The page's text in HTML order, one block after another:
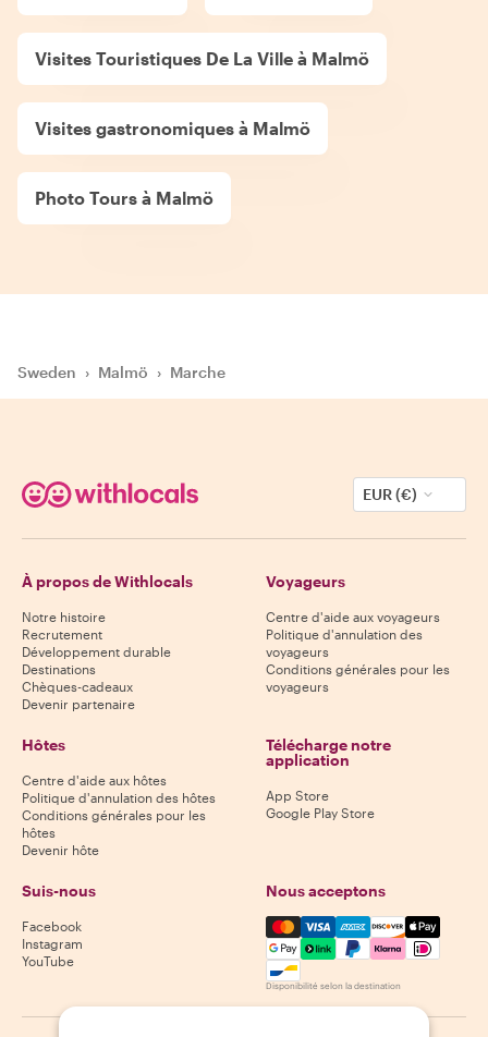
Visites Touristiques De La Ville à Malmö
Visites gastronomiques à Malmö
Photo Tours à Malmö
Sweden › Malmö › Marche
EUR (€)
À propos de Withlocals
Notre histoire
Recrutement
Développement durable
Destinations
Chèques-cadeaux
Devenir partenaire
Voyageurs
Centre d'aide aux voyageurs
Politique d'annulation des
voyageurs
Conditions générales pour les
voyageurs
Hôtes
Centre d'aide aux hôtes
Politique d'annulation des hôtes
Conditions générales pour les
hôtes
Devenir hôte
Télécharge notre
application
App Store
Google Play Store
Suis-nous
Facebook
Instagram
YouTube
Nous acceptons
Mastercard, Visa, Amex,
Disponibilité selon la destination